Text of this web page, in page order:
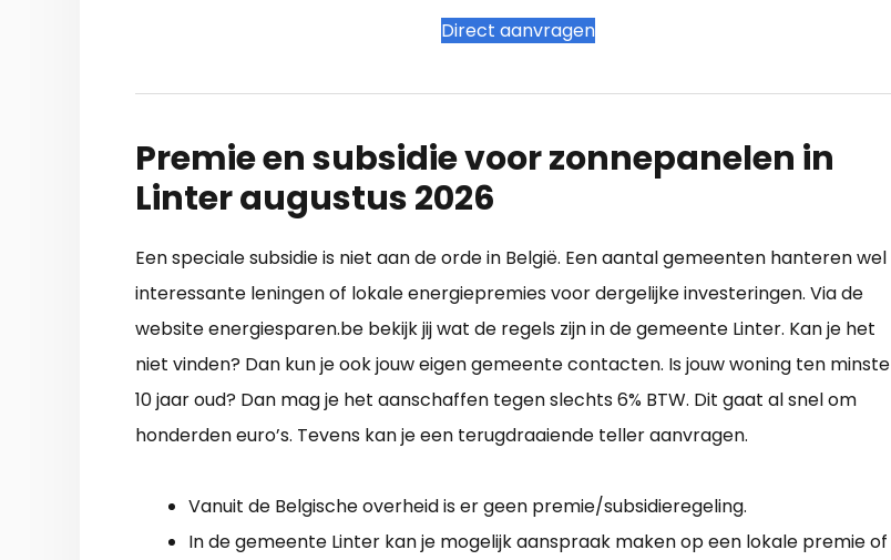
Direct aanvragen
Premie en subsidie voor zonnepanelen in
Linter augustus 2026
Een speciale subsidie is niet aan de orde in België. Een aantal gemeenten hanteren wel
interessante leningen of lokale energiepremies voor dergelijke investeringen. Via de
website energiesparen.be bekijk jij wat de regels zijn in de gemeente Linter. Kan je het
niet vinden? Dan kun je ook jouw eigen gemeente contacten. Is jouw woning ten minste
10 jaar oud? Dan mag je het aanschaffen tegen slechts 6% BTW. Dit gaat al snel om
honderden euro’s. Tevens kan je een terugdraaiende teller aanvragen.
Vanuit de Belgische overheid is er geen premie/subsidieregeling.
In de gemeente Linter kan je mogelijk aanspraak maken op een lokale premie of